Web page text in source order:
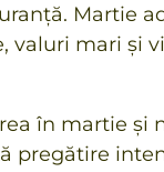
Martie
valuri mari și
în martie și
pregătire